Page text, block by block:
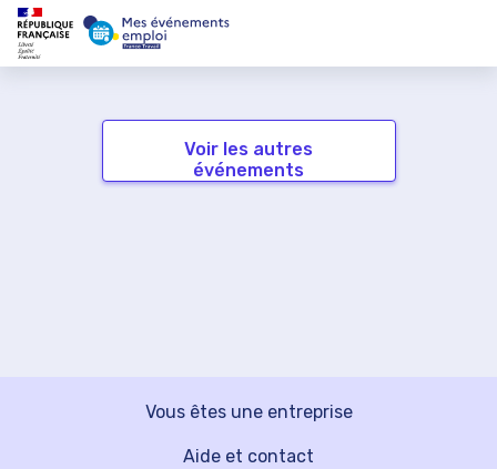
Voir les autres
événements
Vous êtes une entreprise
Aide et contact